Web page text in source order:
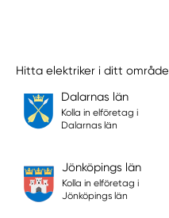
Hitta elektriker i ditt område
Dalarnas län
Kolla in elföretag i
Dalarnas län
Jönköpings län
Kolla in elföretag i
Jönköpings län